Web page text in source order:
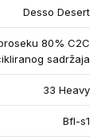
Desso Desert
80% C2C
sadržaja
33 Heavy
Bfl-s1